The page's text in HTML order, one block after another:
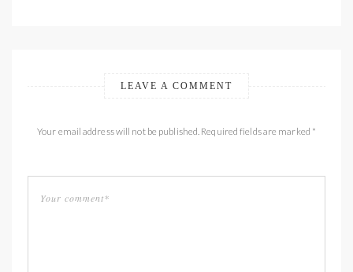
LEAVE A COMMENT
Your email address will not be published. Required fields are marked *